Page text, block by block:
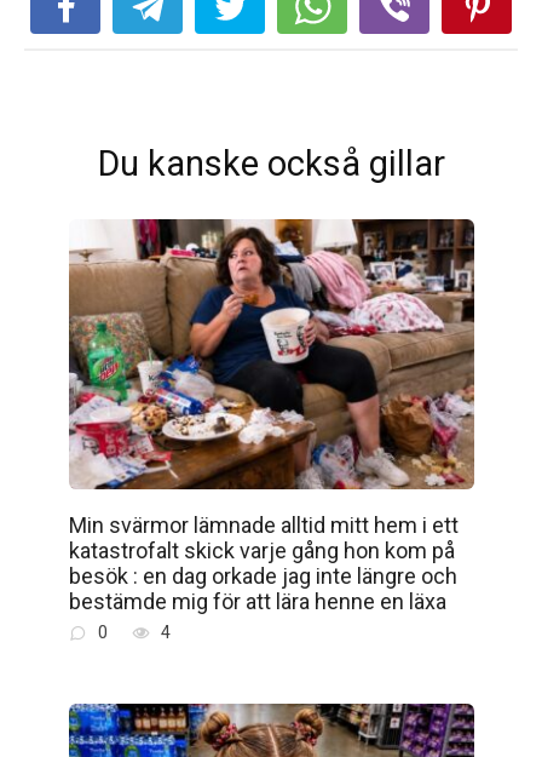
Du kanske också gillar
Min svärmor lämnade alltid mitt hem i ett
katastrofalt skick varje gång hon kom på
besök : en dag orkade jag inte längre och
bestämde mig för att lära henne en läxa
0 4